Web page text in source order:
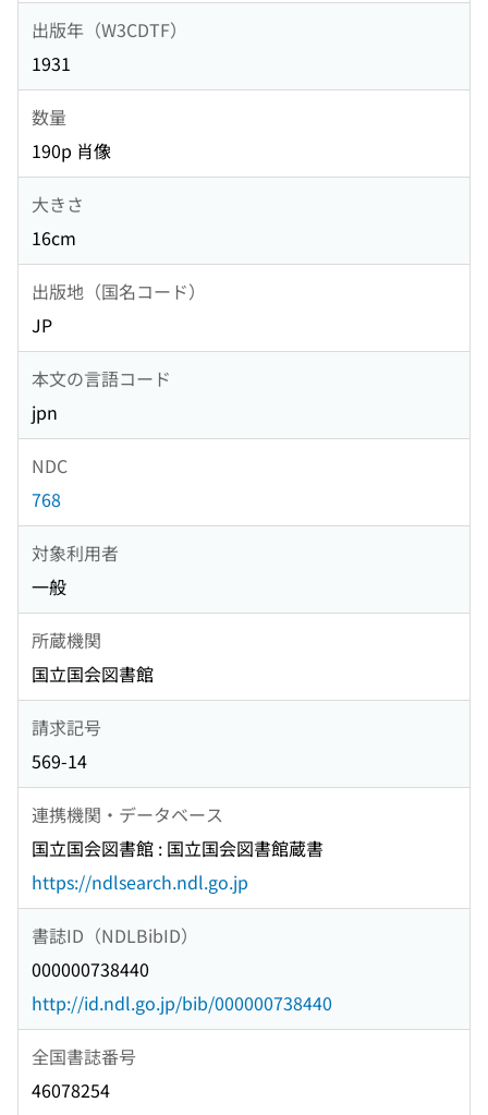
出版年（W3CDTF）
1931
数量
190p 肖像
大きさ
16cm
出版地（国名コード）
JP
本文の言語コード
jpn
NDC
768
対象利用者
一般
所蔵機関
国立国会図書館
請求記号
569-14
連携機関・データベース
国立国会図書館 : 国立国会図書館蔵書
https://ndlsearch.ndl.go.jp
書誌ID（NDLBibID）
000000738440
http://id.ndl.go.jp/bib/000000738440
全国書誌番号
46078254